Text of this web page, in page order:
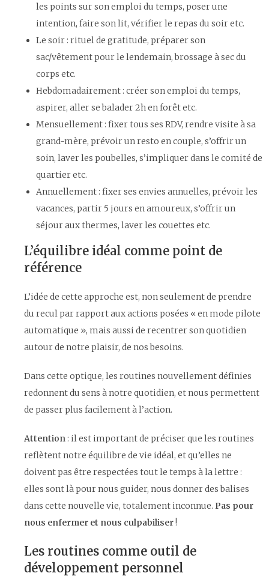
les points sur son emploi du temps, poser une
intention, faire son lit, vérifier le repas du soir etc.
Le soir : rituel de gratitude, préparer son
sac/vêtement pour le lendemain, brossage à sec du
corps etc.
Hebdomadairement : créer son emploi du temps,
aspirer, aller se balader 2h en forêt etc.
Mensuellement : fixer tous ses RDV, rendre visite à sa
grand-mère, prévoir un resto en couple, s’offrir un
soin, laver les poubelles, s’impliquer dans le comité de
quartier etc.
Annuellement : fixer ses envies annuelles, prévoir les
vacances, partir 5 jours en amoureux, s’offrir un
séjour aux thermes, laver les couettes etc.
L’équilibre idéal comme point de
référence
L’idée de cette approche est, non seulement de prendre
du recul par rapport aux actions posées « en mode pilote
automatique », mais aussi de recentrer son quotidien
autour de notre plaisir, de nos besoins.
Dans cette optique, les routines nouvellement définies
redonnent du sens à notre quotidien, et nous permettent
de passer plus facilement à l’action.
Attention : il est important de préciser que les routines
reflètent notre équilibre de vie idéal, et qu’elles ne
doivent pas être respectées tout le temps à la lettre :
elles sont là pour nous guider, nous donner des balises
dans cette nouvelle vie, totalement inconnue. Pas pour
nous enfermer et nous culpabiliser!
Les routines comme outil de
développement personnel